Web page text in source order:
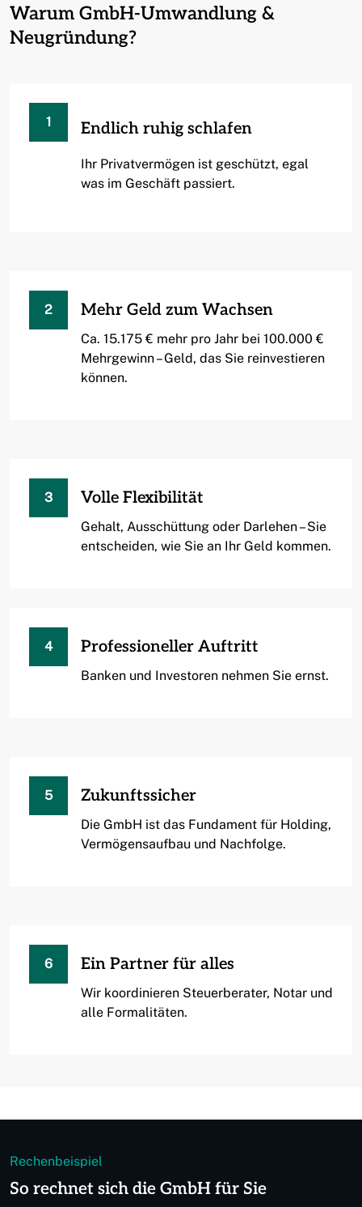
Warum GmbH-Umwandlung &
Neugründung?
1 Endlich ruhig schlafen
Ihr Privatvermögen ist geschützt, egal
was im Geschäft passiert.
2 Mehr Geld zum Wachsen
Ca. 15.175 € mehr pro Jahr bei 100.000 €
Mehrgewinn – Geld, das Sie reinvestieren
können.
3 Volle Flexibilität
Gehalt, Ausschüttung oder Darlehen – Sie
entscheiden, wie Sie an Ihr Geld kommen.
4 Professioneller Auftritt
Banken und Investoren nehmen Sie ernst.
5 Zukunftssicher
Die GmbH ist das Fundament für Holding,
Vermögensaufbau und Nachfolge.
6 Ein Partner für alles
Wir koordinieren Steuerberater, Notar und
alle Formalitäten.
Rechenbeispiel
So rechnet sich die GmbH für Sie